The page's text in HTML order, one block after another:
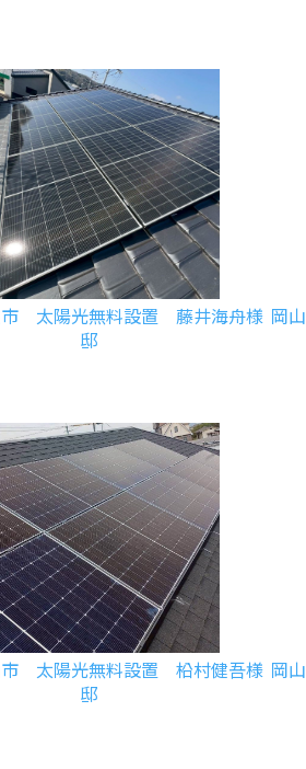
市 太陽光無料設置 藤井海舟様
邸
岡
市 太陽光無料設置 柗村健吾様
邸
岡